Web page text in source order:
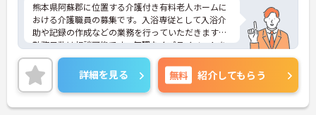
熊本県阿蘇郡に位置する介護付き有料老人ホームに
おける介護職員の募集です。入浴専従として入浴介
助や記録の作成などの業務を行っていただきます。
勤務日数は相談可能です。無理なくプライベートを
大切にしながらご勤務いただけます。未経験の方も
歓迎です。ご利用者に寄り添ってサービスの提供を
行っていただける方を募集しています。
ご興味のある方には、面接対策ポイントなど、さら
に詳細をご案内しますのでお気軽にご相談くださ
詳細を見る 無料 紹介してもらう